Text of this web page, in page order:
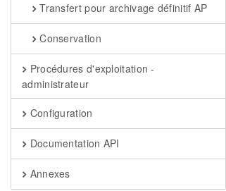
Transfert pour archivage définitif AP
Conservation
Procédures d'exploitation -
administrateur
Configuration
Documentation API
Annexes